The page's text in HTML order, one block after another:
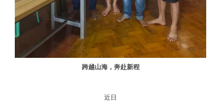
跨越山海，奔赴新程
近日